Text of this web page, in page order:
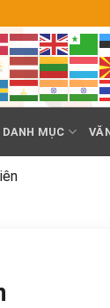
DANH MỤC